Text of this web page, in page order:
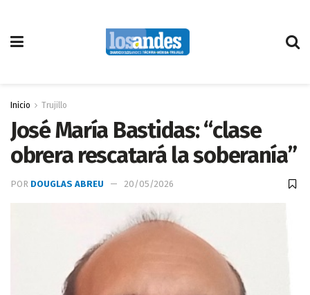
Inicio Trujillo
José María Bastidas: “clase
obrera rescatará la soberanía”
POR DOUGLAS ABREU 20/05/2026